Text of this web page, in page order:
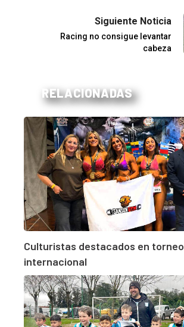
Siguiente Noticia
Racing no consigue levantar
cabeza
RELACIONADAS
Culturistas destacados en torneo
internacional